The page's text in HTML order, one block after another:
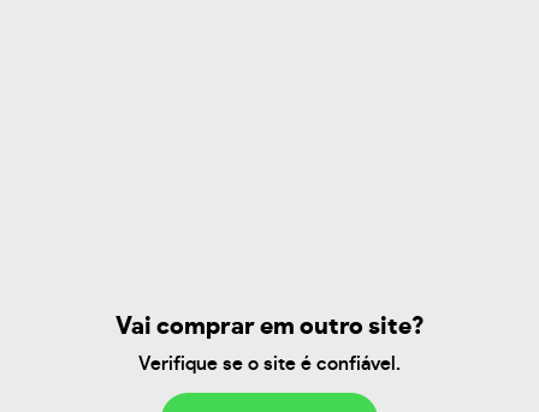
Vai comprar em outro site?
Verifique se o site é confiável.